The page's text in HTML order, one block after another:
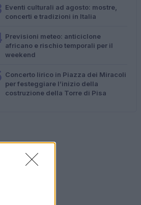
Eventi culturali ad agosto: mostre,
concerti e tradizioni in Italia
Previsioni meteo: anticiclone
africano e rischio temporali per il
weekend
Concerto lirico in Piazza dei Miracoli
per festeggiare l’inizio della
costruzione della Torre di Pisa